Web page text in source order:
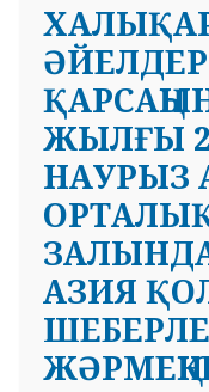
ЖЫЛҒЫ
НАУРЫЗ
АЗИЯ